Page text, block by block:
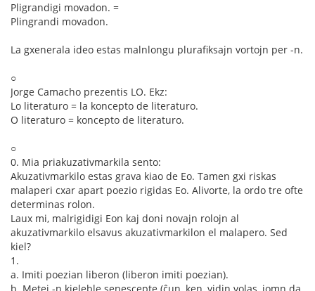
Pligrandigi movadon. =
Plingrandi movadon.
La gxenerala ideo estas malnlongu plurafiksajn vortojn per -n.
○
Jorge Camacho prezentis LO. Ekz:
Lo literaturo = la koncepto de literaturo.
O literaturo = koncepto de literaturo.
○
0. Mia priakuzativmarkila sento:
Akuzativmarkilo estas grava kiao de Eo. Tamen gxi riskas
malaperi cxar apart poezio rigidas Eo. Alivorte, la ordo tre ofte
determinas rolon.
Laux mi, malrigidigi Eon kaj doni novajn rolojn al
akuzativmarkilo elsavus akuzativmarkilon el malapero. Sed
kiel?
1.
a. Imiti poezian liberon (liberon imiti poezian).